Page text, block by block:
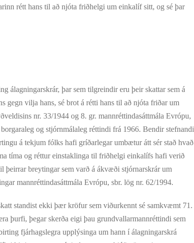
rétt hans til að njóta friðhelgi um einkalíf sitt, og sé þar
þar sem tilgreindir eru þeir skattar sem á
gegn vilja hans, sé brot á rétti hans til að njóta friðar um
nr. 33/1944 og 8. gr. mannréttindasáttmála Evrópu,
og stjórnmálaleg réttindi frá 1966. Bendir stefnandi
á tekjum fólks hafi gríðarlegar umbætur átt sér stað hvað
tíma og réttur einstaklinga til friðhelgi einkalífs hafi verið
þeirrar breytingar sem varð á ákvæði stjórnarskrár um
mannréttindasáttmála Evrópu, sbr. lög nr. 62/1994.
standist ekki þær kröfur sem viðurkennt sé samkvæmt 71.
þurfi, þegar skerða eigi þau grundvallarmannréttindi sem
fjárhagslegra upplýsinga um hann í álagningarskrá